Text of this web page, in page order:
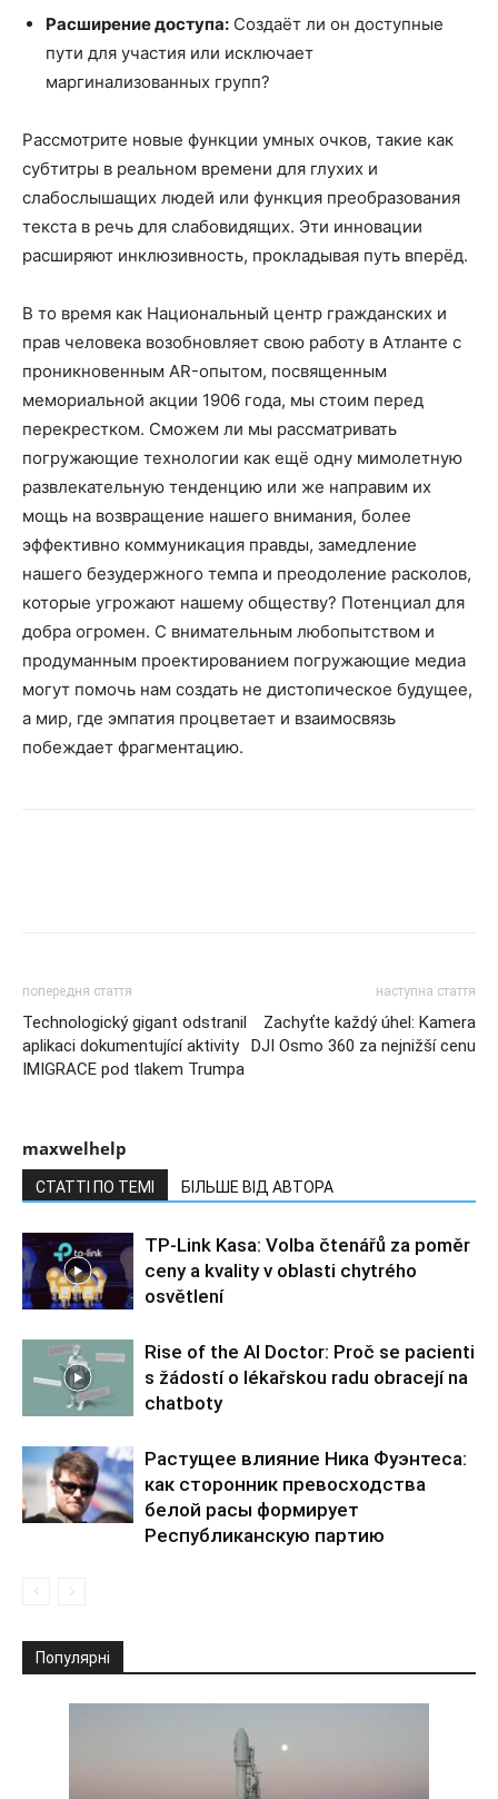
Расширение доступа: Создаёт ли он доступные
пути для участия или исключает
маргинализованных групп?
Рассмотрите новые функции умных очков, такие как
субтитры в реальном времени для глухих и
слабослышащих людей или функция преобразования
текста в речь для слабовидящих. Эти инновации
расширяют инклюзивность, прокладывая путь вперёд.
В то время как Национальный центр гражданских и
прав человека возобновляет свою работу в Атланте с
проникновенным AR-опытом, посвященным
мемориальной акции 1906 года, мы стоим перед
перекрестком. Сможем ли мы рассматривать
погружающие технологии как ещё одну мимолетную
развлекательную тенденцию или же направим их
мощь на возвращение нашего внимания, более
эффективно коммуникация правды, замедление
нашего безудержного темпа и преодоление расколов,
которые угрожают нашему обществу? Потенциал для
добра огромен. С внимательным любопытством и
продуманным проектированием погружающие медиа
могут помочь нам создать не дистопическое будущее,
а мир, где эмпатия процветает и взаимосвязь
побеждает фрагментацию.
попередня стаття
Technologický gigant odstranil
aplikaci dokumentující aktivity
IMIGRACE pod tlakem Trumpa
наступна стаття
Zachyťte každý úhel: Kamera
DJI Osmo 360 za nejnižší cenu
maxwelhelp
СТАТТІ ПО ТЕМІ БІЛЬШЕ ВІД АВТОРА
TP-Link Kasa: Volba čtenářů za poměr
ceny a kvality v oblasti chytrého
osvětlení
Rise of the AI Doctor: Proč se pacienti
s žádostí o lékařskou radu obracejí na
chatboty
Растущее влияние Ника Фуэнтеса:
как сторонник превосходства
белой расы формирует
Республиканскую партию
Популярні